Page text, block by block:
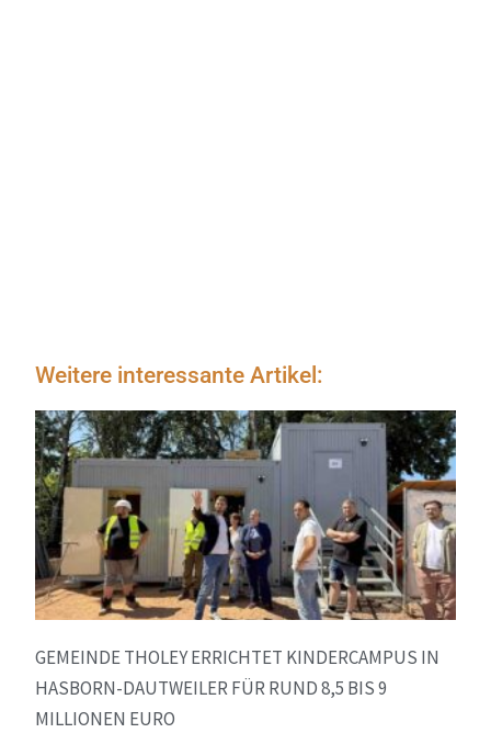
Weitere interessante Artikel:
GEMEINDE THOLEY ERRICHTET KINDERCAMPUS IN
HASBORN-DAUTWEILER FÜR RUND 8,5 BIS 9
MILLIONEN EURO